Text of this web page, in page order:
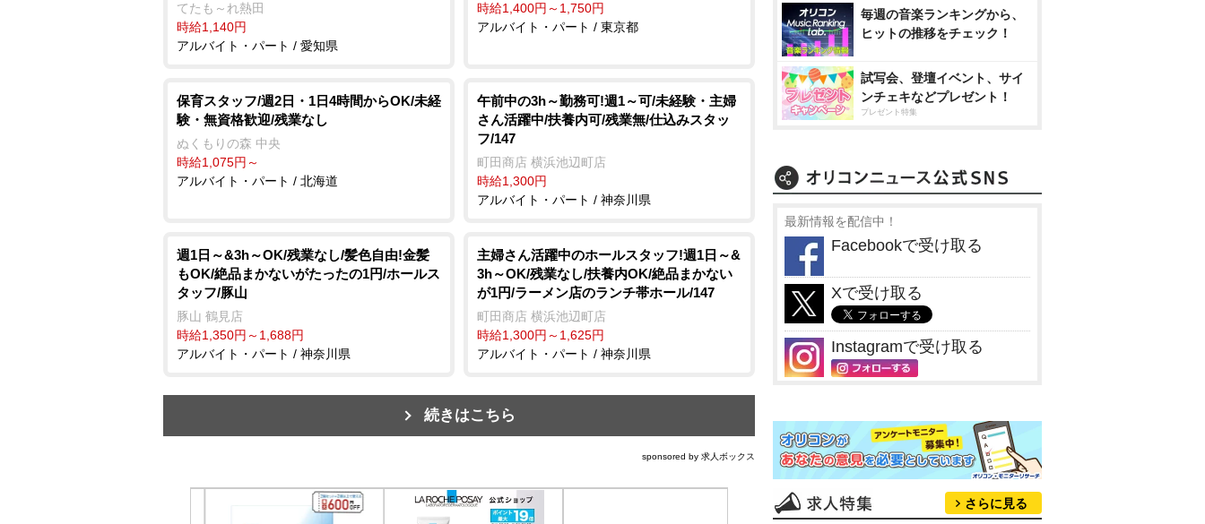
てたも～れ熱田
時給1,140円
アルバイト・パート / 愛知県
時給1,400円～1,750円
アルバイト・パート / 東京都
保育スタッフ/週2日・1日4時間からOK/未経
験・無資格歓迎/残業なし
ぬくもりの森 中央
時給1,075円～
アルバイト・パート / 北海道
午前中の3h～勤務可!週1～可/未経験・主婦
さん活躍中/扶養内可/残業無/仕込みスタッ
フ/147
町田商店 横浜池辺町店
時給1,300円
アルバイト・パート / 神奈川県
週1日～&3h～OK/残業なし/髪色自由!金髪
もOK/絶品まかないがたったの1円/ホールス
タッフ/豚山
豚山 鶴見店
時給1,350円～1,688円
アルバイト・パート / 神奈川県
主婦さん活躍中のホールスタッフ!週1日～&
3h～OK/残業なし/扶養内OK/絶品まかない
が1円/ラーメン店のランチ帯ホール/147
町田商店 横浜池辺町店
時給1,300円～1,625円
アルバイト・パート / 神奈川県
続きはこちら
sponsored by 求人ボックス
毎週の音楽ランキングから、
ヒットの推移をチェック！
試写会、登壇イベント、サイ
ンチェキなどプレゼント！
プレゼント特集
最新情報を配信中！
Facebookで受け取る
Xで受け取る
Instagramで受け取る
さらに見る